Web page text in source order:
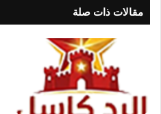
مقالات ذات صلة